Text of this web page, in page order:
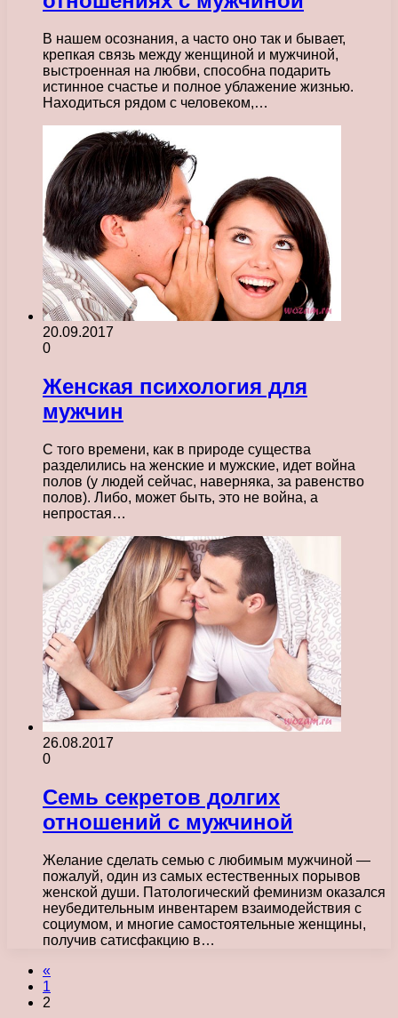
В нашем осознания, а часто оно так и бывает,
крепкая связь между женщиной и мужчиной,
выстроенная на любви, способна подарить
истинное счастье и полное ублажение жизнью.
Находиться рядом с человеком,…
20.09.2017
0
Женская психология для
мужчин
С того времени, как в природе существа
разделились на женские и мужские, идет война
полов (у людей сейчас, наверняка, за равенство
полов). Либо, может быть, это не война, а
непростая…
26.08.2017
0
Семь секретов долгих
отношений с мужчиной
Желание сделать семью с любимым мужчиной —
пожалуй, один из самых естественных порывов
женской души. Патологический феминизм оказался
неубедительным инвентарем взаимодействия с
социумом, и многие самостоятельные женщины,
получив сатисфакцию в…
«
1
2